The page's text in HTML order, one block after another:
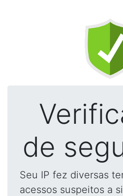
de
Seu IP fez diversas
acessos suspeitos a